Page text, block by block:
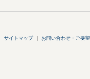
サイトマップ お問い合わせ・ご要望